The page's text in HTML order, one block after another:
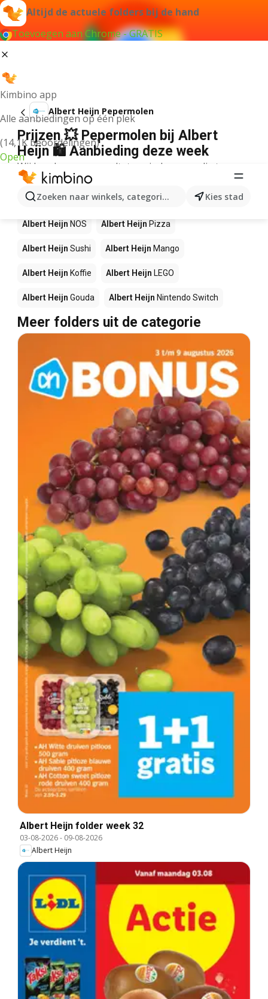
Altijd de actuele folders bij de hand
Toevoegen aan Chrome - GRATIS
Kimbino app
Alle aanbiedingen op één plek
(14,1K beoordelingen)
Open
Zoeken naar winkels, categorieën, producten...
Kies stad
Albert Heijn Pepermolen
Prijzen 💥 Pepermolen bij Albert
Heijn 🛍️ Aanbieding deze week
Wij konden geen resultaten vinden voor die term.
Andere producten in winkels Albert
Heijn
Albert Heijn NOS Albert Heijn Pizza
Albert Heijn Sushi Albert Heijn Mango
Albert Heijn Koffie Albert Heijn LEGO
Albert Heijn Gouda Albert Heijn Nintendo Switch
Meer folders uit de categorie
Albert Heijn folder week 32
03-08-2026- 09-08-2026
Albert Heijn